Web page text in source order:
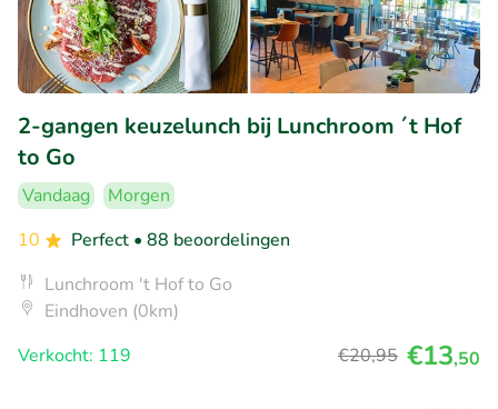
2-gangen keuzelunch bij Lunchroom ´t Hof
to Go
Vandaag
Morgen
10
Perfect • 88 beoordelingen
Lunchroom 't Hof to Go
Eindhoven (0km)
Verkocht: 119
€20,95 €13,50